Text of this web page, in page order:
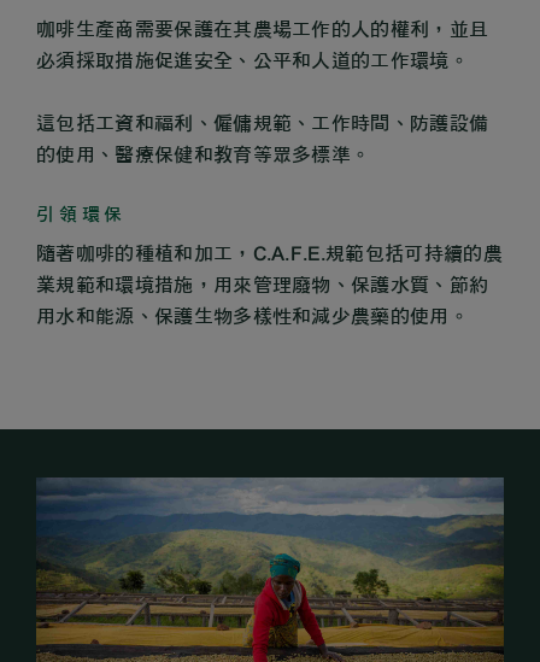
咖啡生產商需要保護在其農場工作的人的權利，並且
必須採取措施促進安全、公平和人道的工作環境。
這包括工資和福利、僱傭規範、工作時間、防護設備
的使用、醫療保健和教育等眾多標準。
引領環保
隨著咖啡的種植和加工，C.A.F.E.規範包括可持續的農
業規範和環境措施，用來管理廢物、保護水質、節約
用水和能源、保護生物多樣性和減少農藥的使用。